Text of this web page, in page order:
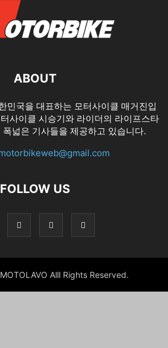
ABOUT
민국을 대표하는 모터사이클 매거진입
사이클 시승기와 라이더의 라이프스타
넓은 기사들을 제공하고 있습니다.
FOLLOW US
Alll Rights Reserved.